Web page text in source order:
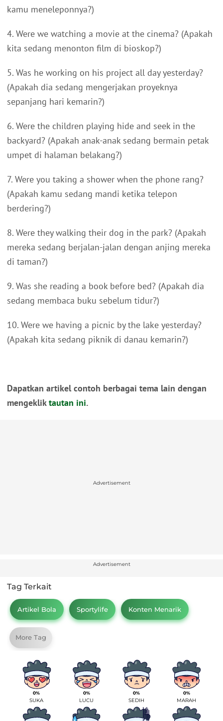
kamu meneleponnya?)
4. Were we watching a movie at the cinema? (Apakah
kita sedang menonton film di bioskop?)
5. Was he working on his project all day yesterday?
(Apakah dia sedang mengerjakan proyeknya
sepanjang hari kemarin?)
6. Were the children playing hide and seek in the
backyard? (Apakah anak-anak sedang bermain petak
umpet di halaman belakang?)
7. Were you taking a shower when the phone rang?
(Apakah kamu sedang mandi ketika telepon
berdering?)
8. Were they walking their dog in the park? (Apakah
mereka sedang berjalan-jalan dengan anjing mereka
di taman?)
9. Was she reading a book before bed? (Apakah dia
sedang membaca buku sebelum tidur?)
10. Were we having a picnic by the lake yesterday?
(Apakah kita sedang piknik di danau kemarin?)
Dapatkan artikel contoh berbagai tema lain dengan
mengekliktautan ini.
Advertisement
Advertisement
Tag Terkait
Artikel Bola Sportylife Konten Menarik
More Tag
0%
SUKA
0%
LUCU
0%
SEDIH
0%
MARAH